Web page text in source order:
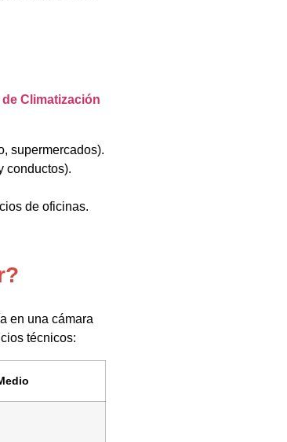
Climatización
supermercados).
conductos).
de oficinas.
en una cámara
técnicos: